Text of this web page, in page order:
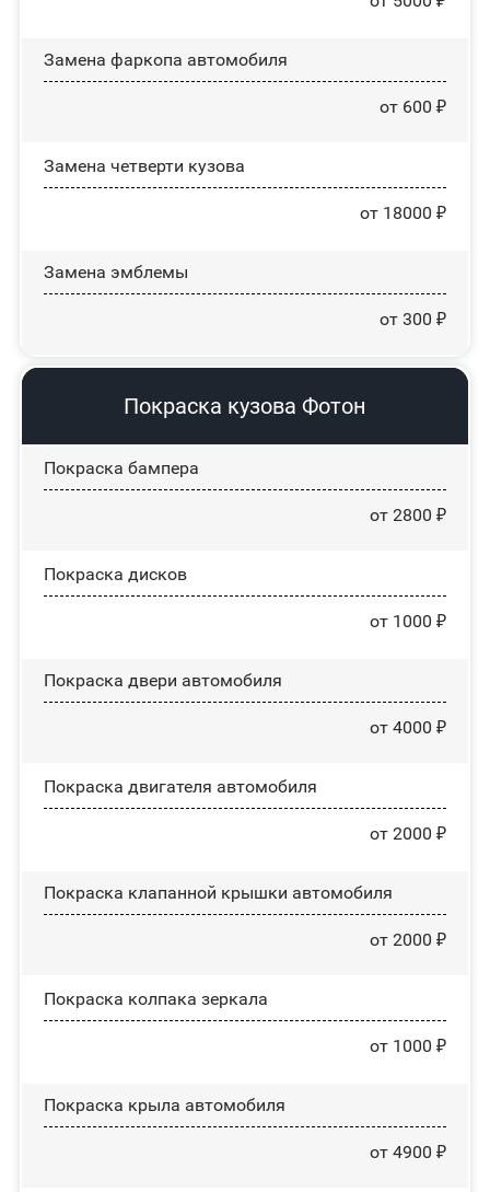
Замена фаркопа автомобиля
от 600 ₽
Замена четверти кузова
от 18000 ₽
Замена эмблемы
от 300 ₽
Покраска кузова Фотон
Покраска бампера
от 2800 ₽
Покраска дисков
от 1000 ₽
Покраска двери автомобиля
от 4000 ₽
Покраска двигателя автомобиля
от 2000 ₽
Покраска клапанной крышки автомобиля
от 2000 ₽
Покраска колпака зеркала
от 1000 ₽
Покраска крыла автомобиля
от 4900 ₽